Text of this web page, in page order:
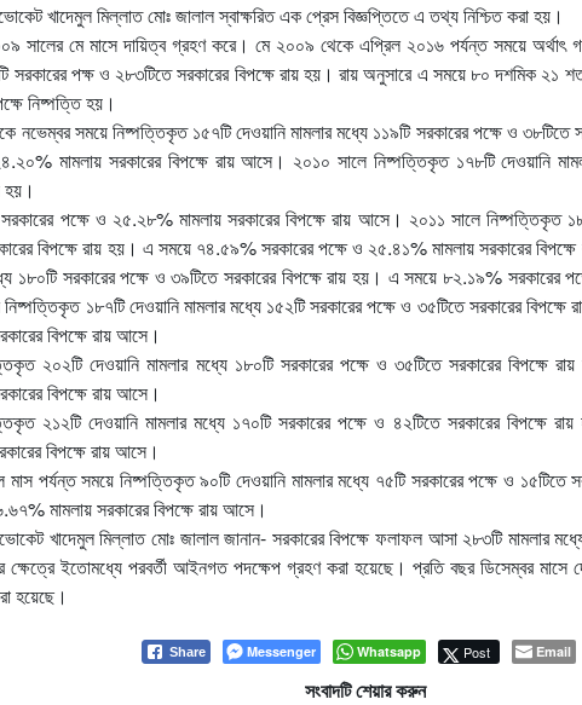
খাদেমুল মিল্লাত মোঃ জালাল স্বাক্ষরিত এক প্রেস বিজ্ঞপ্তিতে এ তথ্য নিশ্চিত করা হয়।
সালের মে মাসে দায়িত্ব গ্রহণ করে। মে ২০০৯ থেকে এপ্রিল ২০১৬ পর্যন্ত সময়ে অর্থাৎ
সরকারের পক্ষ ও ২৮৩টিতে সরকারের বিপক্ষে রায় হয়। রায় অনুসারে এ সময়ে ৮০ দশমিক ২১
নিষ্পত্তি হয়।
নভেম্বর সময়ে নিষ্পত্তিকৃত ১৫৭টি দেওয়ানি মামলার মধ্যে ১১৯টি সরকারের পক্ষে ও
মামলায় সরকারের বিপক্ষে রায় আসে। ২০১০ সালে নিষ্পত্তিকৃত ১৭৮টি দেওয়ানি
হয়।
পক্ষে ও ২৫.২৮% মামলায় সরকারের বিপক্ষে রায় আসে। ২০১১ সালে নিষ্পত্তিকৃত
বিপক্ষে রায় হয়। এ সময়ে ৭৪.৫৯% সরকারের পক্ষে ও ২৫.৪১% মামলায় সরকারের
১৮০টি সরকারের পক্ষে ও ৩৯টিতে সরকারের বিপক্ষে রায় হয়। এ সময়ে ৮২.১৯% সরকারের
১৮৭টি দেওয়ানি মামলার মধ্যে ১৫২টি সরকারের পক্ষে ও ৩৫টিতে সরকারের
বিপক্ষে রায় আসে।
২০২টি দেওয়ানি মামলার মধ্যে ১৮০টি সরকারের পক্ষে ও ৩৫টিতে সরকারের বিপক্ষে
বিপক্ষে রায় আসে।
২১২টি দেওয়ানি মামলার মধ্যে ১৭০টি সরকারের পক্ষে ও ৪২টিতে সরকারের বিপক্ষে
বিপক্ষে রায় আসে।
পর্যন্ত সময়ে নিষ্পত্তিকৃত ৯০টি দেওয়ানি মামলার মধ্যে ৭৫টি সরকারের পক্ষে ও
মামলায় সরকারের বিপক্ষে রায় আসে।
খাদেমুল মিল্লাত মোঃ জালাল জানান- সরকারের বিপক্ষে ফলাফল আসা ২৮৩টি মামলার মধ্যে
ক্ষেত্রে ইতোমধ্যে পরবর্তী আইনগত পদক্ষেপ গ্রহণ করা হয়েছে। প্রতি বছর ডিসেম্বর
হয়েছে।
Share Messenger Whatsapp Post Email
সংবাদটি শেয়ার করুন